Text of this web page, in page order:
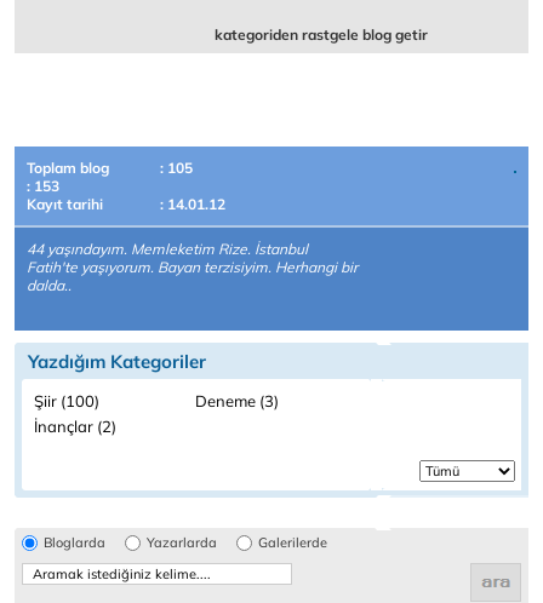
kategoriden rastgele blog getir
Toplam blog
: 105
: 153
Kayıt tarihi
: 14.01.12
44 yaşındayım. Memleketim Rize. İstanbul
Fatih'te yaşıyorum. Bayan terzisiyim. Herhangi bir
dalda..
Yazdığım Kategoriler
Şiir (100)
Deneme (3)
İnançlar (2)
Bloglarda Yazarlarda Galerilerde